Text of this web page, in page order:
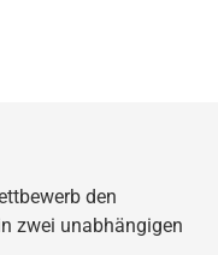
den
zwei unabhängigen